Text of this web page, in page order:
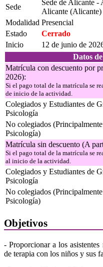
Sede
Sede de Alicante -
Alicante (Alicante)
Modalidad Presencial
Estado
Cerrado
Inicio
12 de junio de
Datos
Matrícula con descuento por
2026):
Si el pago total de la matrícula se
de inicio de la actividad.
Colegiados y Estudiantes de
Psicología
No colegiados
Psicología)
Matrícula sin descuento (A
Si el pago total de la matrícula se
al inicio de la actividad.
Colegiados y Estudiantes de
Psicología
No colegiados
Psicología)
Objetivos
- Proporcionar a los asistentes
de terapia con los niños y sus